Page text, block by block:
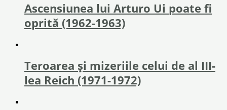
Ascensiunea lui Arturo Ui poate fi
oprită (1962-1963)
Teroarea și mizeriile celui de al III-
lea Reich (1971-1972)